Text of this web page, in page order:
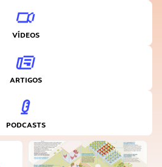
VÍDEOS
ARTIGOS
PODCASTS